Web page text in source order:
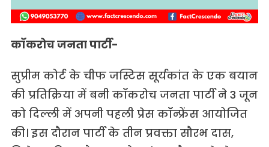
कॉकरोच जनता पार्टी-
सुप्रीम कोर्ट के चीफ जस्टिस सूर्यकांत के एक बयान
की प्रतिक्रिया में बनी कॉकरोच जनता पार्टी ने 3 जून
को दिल्ली में अपनी पहली प्रेस कॉन्फ्रेंस आयोजित
की। इस दौरान पार्टी के तीन प्रवक्ता सौरभ दास,